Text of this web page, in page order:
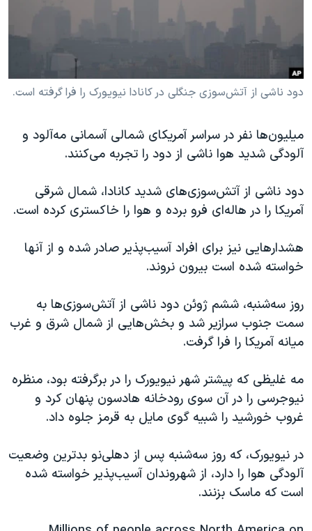
حقوق شهروندی
علم و فناوری
گالری عکس
آرشیو پخش زنده
انتخابات ریاست جمهوری آمریکا ۲۰۲۴
رمز مهسا
اعتراضات زن، زندگی، آزادی
مجموعه مستندهای دادخواهی
تریبونال مردمی آبان ۹۸
دادگاه حمید نوری
قانون شفافیت دارائی کادر رهبری ایران
اسرائیل در جنگ
نرگس محمدی برنده جایزه نوبل صلح
صفحه‌های ویژه
سفر پرزیدنت ترامپ به چین
دود ناشی از آتش‌سوزی جنگلی در کانادا نیویورک را فرا گرفته است.
میلیون‌ها نفر در سراسر آمریکای شمالی آسمانی مه‌آلود و
آلودگی شدید هوا ناشی از دود را تجربه می‌کنند.
دود ناشی از آتش‌سوزی‌های شدید کانادا، شمال شرقی
آمریکا را در هاله‌ای فرو برده و هوا را خاکستری کرده است.
هشدارهایی نیز برای افراد آسیب‌پذیر صادر شده و از آنها
خواسته شده است بیرون نروند.
روز سه‌شنبه، ششم ژوئن دود ناشی از آتش‌سوزی‌ها به
سمت جنوب سرازیر شد و بخش‌هایی از شمال شرق و غرب
میانه آمریکا را فرا گرفت.
مه غلیظی که پیشتر شهر نیویورک را در برگرفته بود، منظره
نیوجرسی را در آن سوی رودخانه هادسون پنهان کرد و
غروب خورشید را شبیه گوی مایل به قرمز جلوه داد.
در نیویورک، که روز سه‌شنبه پس از دهلی‌نو بدترین وضعیت
آلودگی هوا را دارد، از شهروندان آسیب‌پذیر خواسته شده
است که ماسک بزنند.